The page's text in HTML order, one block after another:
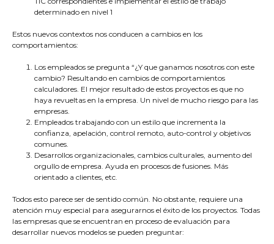
determinado en nivel 1
Estos nuevos contextos nos conducen a cambios en los
comportamientos:
Los empleados se pregunta “¿Y que ganamos nosotros con este
cambio? Resultando en cambios de comportamientos
calculadores. El mejor resultado de estos proyectos es que no
haya revueltas en la empresa. Un nivel de mucho riesgo para las
empresas.
Empleados trabajando con un estilo que incrementa la
confianza, apelación, control remoto, auto-control y objetivos
comunes.
Desarrollos organizacionales, cambios culturales, aumento del
orgullo de empresa. Ayuda en procesos de fusiones. Más
orientado a clientes, etc.
Todos esto parece ser de sentido común. No obstante, requiere una
atención muy especial para asegurarnos el éxito de los proyectos. Todas
las empresas que se encuentran en proceso de evaluación para
desarrollar nuevos modelos se pueden preguntar: